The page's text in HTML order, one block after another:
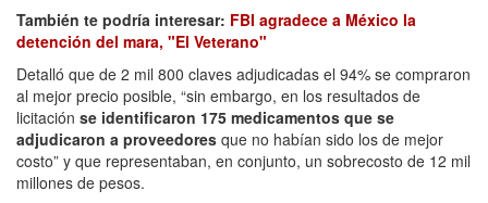
También te podría interesar: FBI agradece a México la
detención del mara, "El Veterano"
Detalló que de 2 mil 800 claves adjudicadas el 94% se compraron
al mejor precio posible, “sin embargo, en los resultados de
licitación se identificaron 175 medicamentos que se
adjudicaron a proveedores que no habían sido los de mejor
costo” y que representaban, en conjunto, un sobrecosto de 12 mil
millones de pesos.